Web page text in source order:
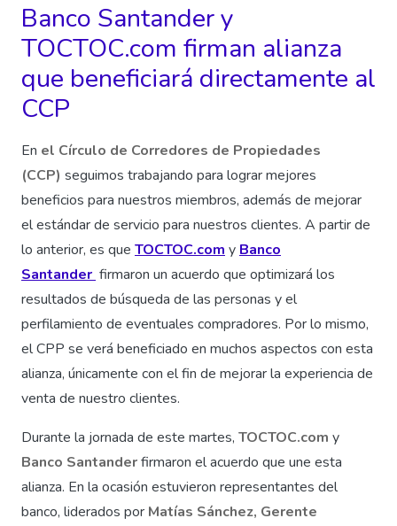
Banco Santander y
TOCTOC.com firman alianza
que beneficiará directamente al
CCP
En el Círculo de Corredores de Propiedades
(CCP) seguimos trabajando para lograr mejores
beneficios para nuestros miembros, además de mejorar
el estándar de servicio para nuestros clientes. A partir de
lo anterior, es que TOCTOC.com y Banco
Santander firmaron un acuerdo que optimizará los
resultados de búsqueda de las personas y el
perfilamiento de eventuales compradores. Por lo mismo,
el CPP se verá beneficiado en muchos aspectos con esta
alianza, únicamente con el fin de mejorar la experiencia de
venta de nuestro clientes.
Durante la jornada de este martes, TOCTOC.com y
Banco Santanderfirmaron el acuerdo que une esta
alianza. En la ocasión estuvieron representantes del
banco, liderados por Matías Sánchez, Gerente